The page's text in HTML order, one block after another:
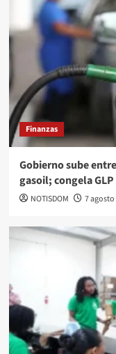
Finanzas
Gobierno sube
gasoil; congela
NOTISDOM 7 agosto